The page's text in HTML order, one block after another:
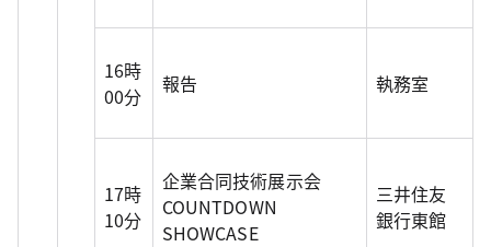
16時
00分
報告 執務室
17時
10分
企業合同技術展示会
COUNTDOWN
SHOWCASE
三井住友
銀行東館